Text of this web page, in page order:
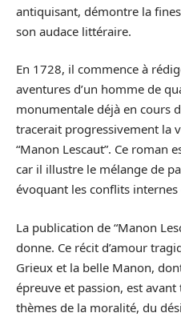
antiquisant, démontre la
son audace littéraire.
En 1728, il commence à
aventures d’un homme de
monumentale déjà en cours
tracerait progressivement la
“Manon Lescaut”. Ce roman
car il illustre le mélange de
évoquant les conflits
La publication de “Manon
donne. Ce récit d’amour
Grieux et la belle Manon,
épreuve et passion, est
thèmes de la moralité, du